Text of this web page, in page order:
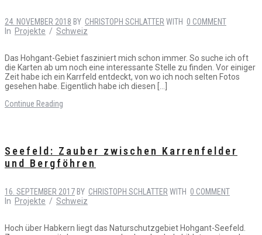
24. NOVEMBER 2018 BY CHRISTOPH SCHLATTER WITH 0 COMMENT
In Projekte / Schweiz
Das Hohgant-Gebiet fasziniert mich schon immer. So suche ich oft
die Karten ab um noch eine interessante Stelle zu finden. Vor einiger
Zeit habe ich ein Karrfeld entdeckt, von wo ich noch selten Fotos
gesehen habe. Eigentlich habe ich diesen […]
Continue Reading
Seefeld: Zauber zwischen Karrenfelder
und Bergföhren
16. SEPTEMBER 2017 BY CHRISTOPH SCHLATTER WITH 0 COMMENT
In Projekte / Schweiz
Hoch über Habkern liegt das Naturschutzgebiet Hohgant-Seefeld.